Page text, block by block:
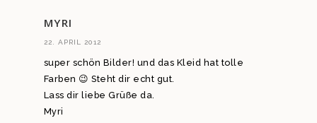
MYRI
22. APRIL 2012
super schön Bilder! und das Kleid hat tolle
Farben 😉 Steht dir echt gut.
Lass dir liebe Grüße da.
Myri